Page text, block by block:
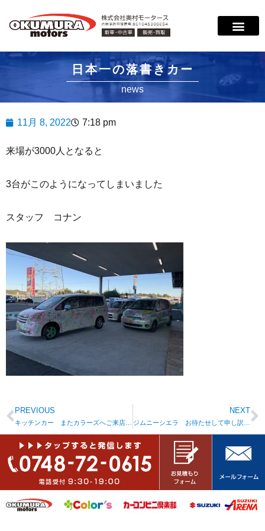
日本一の落書きカー
news
11月 8, 2022 7:18 pm
来場が3000人となると
3台がこのようになってしまいました
スタッフ コナン
PREVIOUS NEXT